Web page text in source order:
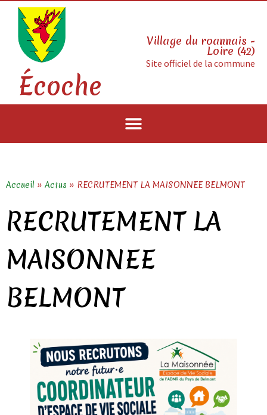
Écoche
Village du roannais -
Loire (42)
Site officiel de la commune
Accueil » Actus » RECRUTEMENT LA MAISONNEE BELMONT
RECRUTEMENT LA
MAISONNEE
BELMONT